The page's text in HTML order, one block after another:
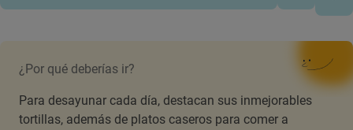
¿Por qué deberías ir?
Para desayunar cada día, destacan sus inmejorables
tortillas, además de platos caseros para comer a